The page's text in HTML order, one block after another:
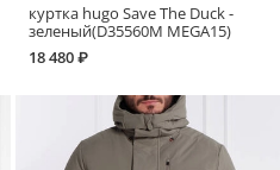
куртка hugo Save The Duck -
зеленый(D35560M MEGA15)
18 480 ₽